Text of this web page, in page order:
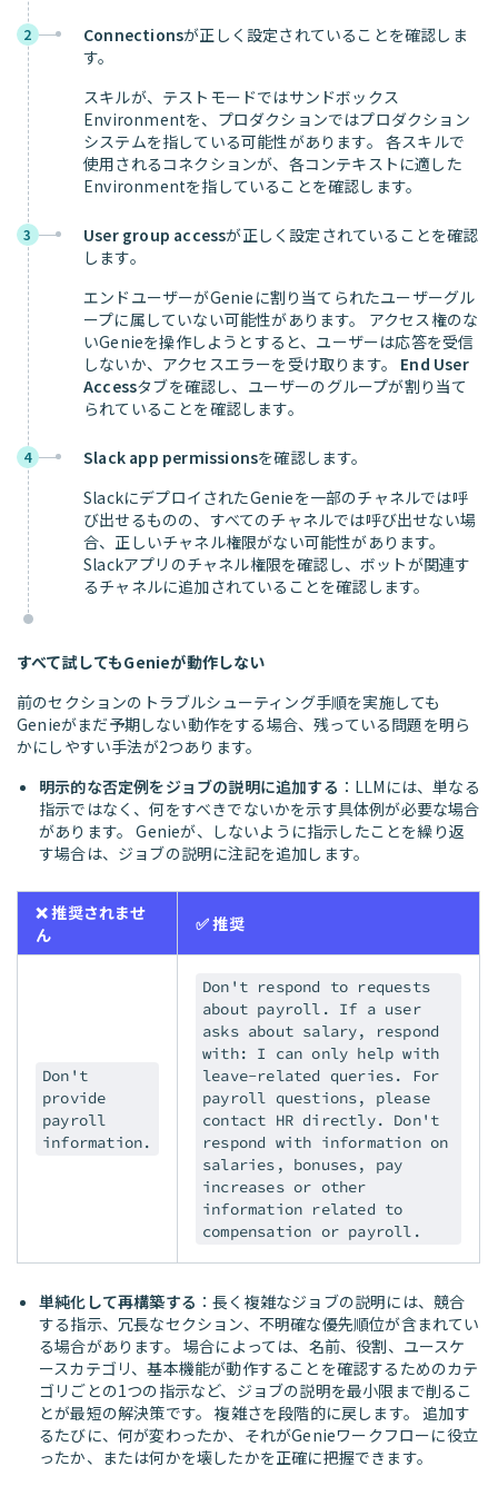
2 Connectionsが正しく設定されていることを確認しま
す。
スキルが、テストモードではサンドボックス
Environmentを、プロダクションではプロダクション
システムを指している可能性があります。 各スキルで
使用されるコネクションが、各コンテキストに適した
Environmentを指していることを確認します。
3 User group accessが正しく設定されていることを確認
します。
エンドユーザーがGenieに割り当てられたユーザーグル
ープに属していない可能性があります。 アクセス権のな
いGenieを操作しようとすると、ユーザーは応答を受信
しないか、アクセスエラーを受け取ります。 End User
Accessタブを確認し、ユーザーのグループが割り当て
られていることを確認します。
4 Slack app permissionsを確認します。
SlackにデプロイされたGenieを一部のチャネルでは呼
び出せるものの、すべてのチャネルでは呼び出せない場
合、正しいチャネル権限がない可能性があります。
Slackアプリのチャネル権限を確認し、ボットが関連す
るチャネルに追加されていることを確認します。
すべて試してもGenieが動作しない
前のセクションのトラブルシューティング手順を実施しても
Genieがまだ予期しない動作をする場合、残っている問題を明ら
かにしやすい手法が2つあります。
明示的な否定例をジョブの説明に追加する ：LLMには、単なる
指示ではなく、何をすべきでないかを示す具体例が必要な場合
があります。 Genieが、しないように指示したことを繰り返
す場合は、ジョブの説明に注記を追加します。
❌ 推奨されませ
ん
✅ 推奨
Don't
provide
payroll
information.
Don't respond to requests
about payroll. If a user
asks about salary, respond
with: I can only help with
leave-related queries. For
payroll questions, please
contact HR directly. Don't
respond with information on
salaries, bonuses, pay
increases or other
information related to
compensation or payroll.
単純化して再構築する ：長く複雑なジョブの説明には、競合
する指示、冗長なセクション、不明確な優先順位が含まれてい
る場合があります。 場合によっては、名前、役割、ユースケ
ースカテゴリ、基本機能が動作することを確認するためのカテ
ゴリごとの1つの指示など、ジョブの説明を最小限まで削るこ
とが最短の解決策です。 複雑さを段階的に戻します。 追加す
るたびに、何が変わったか、それがGenieワークフローに役立
ったか、または何かを壊したかを正確に把握できます。